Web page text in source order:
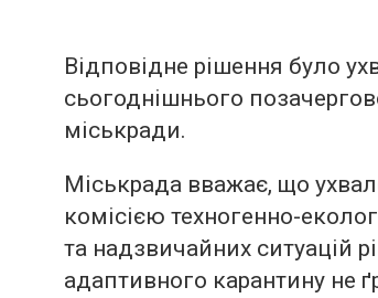
Відповідне рішення було
сьогоднішнього
міськради.
Міськрада вважає, що
комісією техногенно-
та надзвичайних ситуацій
адаптивного карантину не